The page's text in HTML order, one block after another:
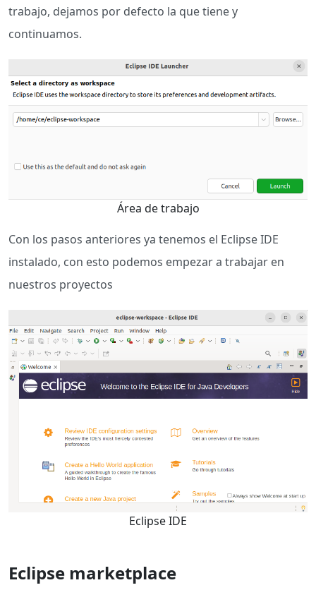
trabajo, dejamos por defecto la que tiene y
continuamos.
Área de trabajo
Con los pasos anteriores ya tenemos el Eclipse IDE
instalado, con esto podemos empezar a trabajar en
nuestros proyectos
Eclipse IDE
Eclipse marketplace